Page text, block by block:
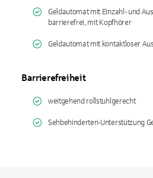
Geldautomat mit Einzahl- und
barrierefrei, mit Kopfhörer
Geldautomat mit kontaktloser
Barrierefreiheit
weitgehend rollstuhlgerecht
Sehbehinderten-Unterstützung